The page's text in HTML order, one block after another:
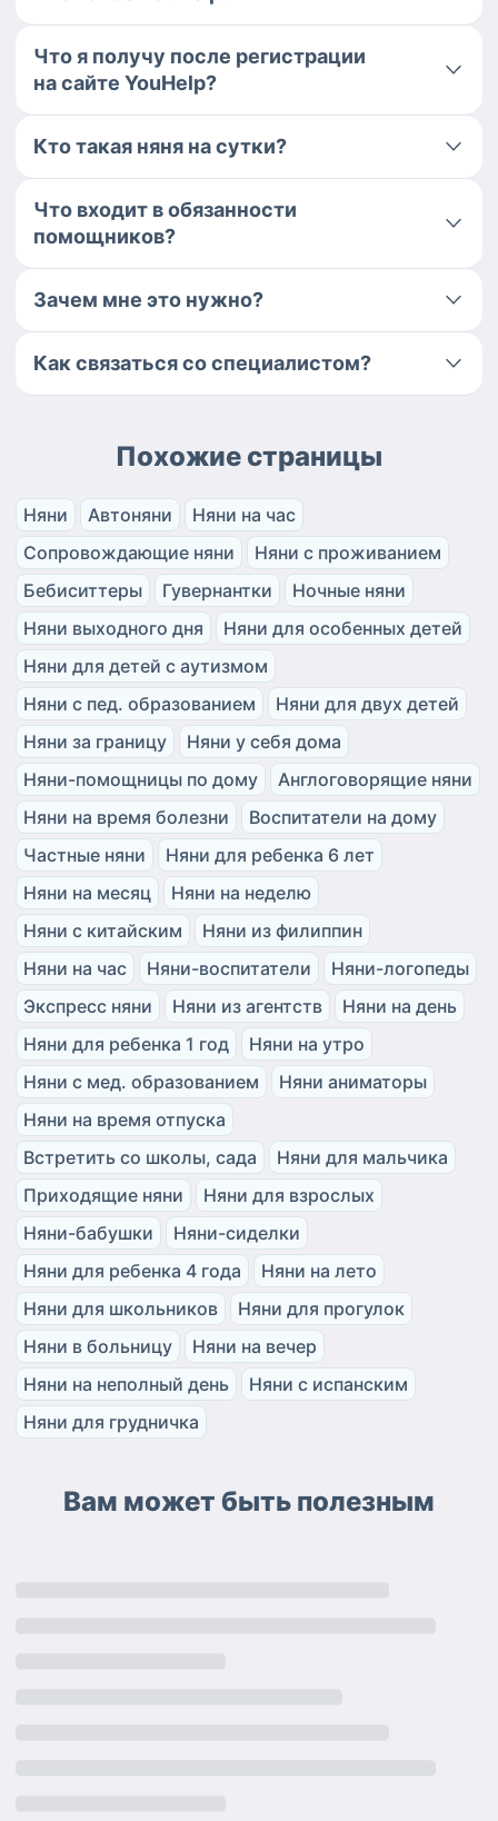
Что я получу после регистрации
на сайте YouHelp?
Кто такая няня на сутки?
Что входит в обязанности
помощников?
Зачем мне это нужно?
Как связаться со специалистом?
Похожие страницы
Няни Автоняни
Няни на час
Сопровождающие няни
Няни с проживанием
Бебиситтеры
Гувернантки
Ночные няни
Няни выходного дня
Няни для особенных детей
Няни для детей с аутизмом
Няни с пед. образованием
Няни для двух детей
Няни за границу
Няни у себя дома
Няни-помощницы по дому
Англоговорящие няни
Няни на время болезни
Воспитатели на дому
Частные няни
Няни для ребенка 6 лет
Няни на месяц
Няни на неделю
Няни с китайским
Няни из филиппин
Няни на час
Няни-воспитатели
Няни-логопеды
Экспресс няни
Няни из агентств
Няни на день
Няни для ребенка 1 год
Няни на утро
Няни с мед. образованием
Няни аниматоры
Няни на время отпуска
Встретить со школы, сада
Няни для мальчика
Приходящие няни
Няни для взрослых
Няни-бабушки
Няни-сиделки
Няни для ребенка 4 года
Няни на лето
Няни для школьников
Няни для прогулок
Няни в больницу
Няни на вечер
Няни на неполный день
Няни с испанским
Няни для грудничка
Вам может быть полезным